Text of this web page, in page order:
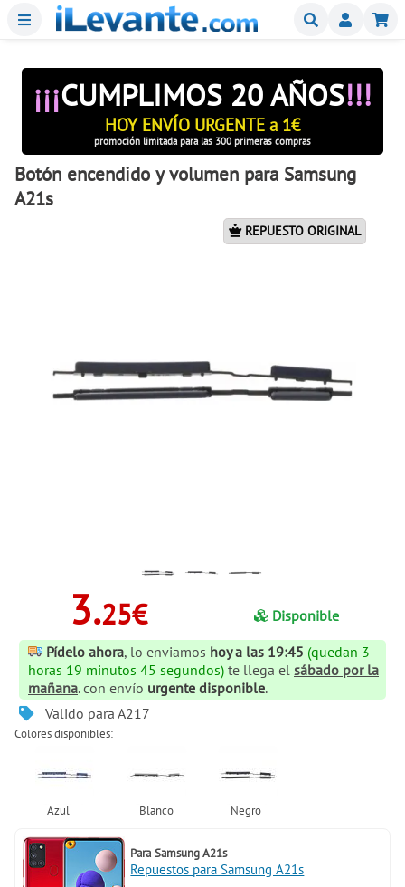
Menu Buscar
¡¡¡CUMPLIMOS 20 AÑOS!!!
HOY ENVÍO URGENTE a 1€
promoción limitada para las 300 primeras compras
Botón encendido y volumen para Samsung
A21s
REPUESTO ORIGINAL
3.25€
Disponible
Pídelo ahora, lo enviamos hoy a las 19:45 (quedan 3
horas 19 minutos 44 segundos) te llega el sábado por la
mañana. con envío urgente disponible.
Valido para A217
Colores disponibles:
Para Samsung A21s
Repuestos para Samsung A21s